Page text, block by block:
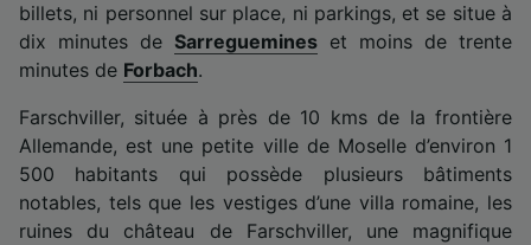
billets, ni personnel sur place, ni parkings, et se situe à
dix minutes de Sarreguemines et moins de trente
minutes de Forbach.
Farschviller, située à près de 10 kms de la frontière
Allemande, est une petite ville de Moselle d’environ 1
500 habitants qui possède plusieurs bâtiments
notables, tels que les vestiges d’une villa romaine, les
ruines du château de Farschviller, une magnifique